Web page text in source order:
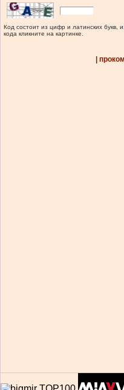
Код состоит из цифр и латинских букв,
кода кликните на картинке.
|